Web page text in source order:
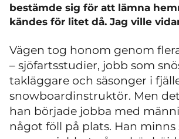
bestämde sig för att lämna
kändes för litet då. Jag ville
Vägen tog honom genom
– sjöfartsstudier, jobb som
takläggare och säsonger i
snowboardinstruktör. Men
han började jobba med
något föll på plats. Han minns